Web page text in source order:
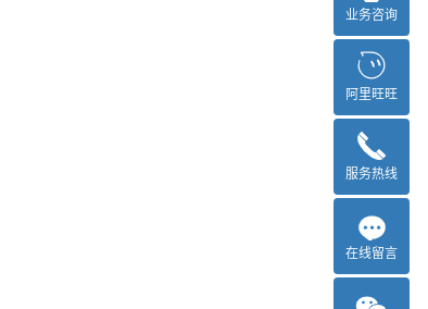
业务咨询
阿里旺旺
服务热线
在线留言